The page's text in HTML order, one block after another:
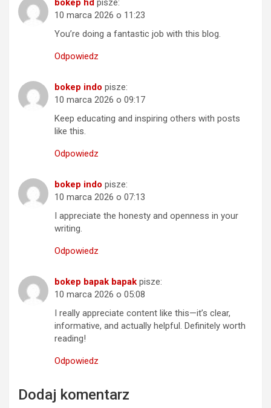
bokep hd pisze:
10 marca 2026 o 11:23
You’re doing a fantastic job with this blog.
Odpowiedz
bokep indo pisze:
10 marca 2026 o 09:17
Keep educating and inspiring others with posts
like this.
Odpowiedz
bokep indo pisze:
10 marca 2026 o 07:13
I appreciate the honesty and openness in your
writing.
Odpowiedz
bokep bapak bapak pisze:
10 marca 2026 o 05:08
I really appreciate content like this—it’s clear,
informative, and actually helpful. Definitely worth
reading!
Odpowiedz
Dodaj komentarz